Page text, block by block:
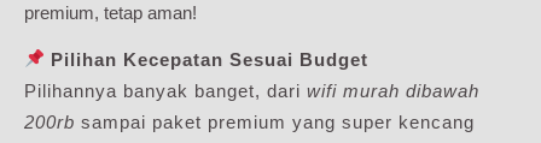
premium, tetap aman!
Pilihan Kecepatan Sesuai Budget
Pilihannya banyak banget, dari wifi murah dibawah
200rb sampai paket premium yang super kencang